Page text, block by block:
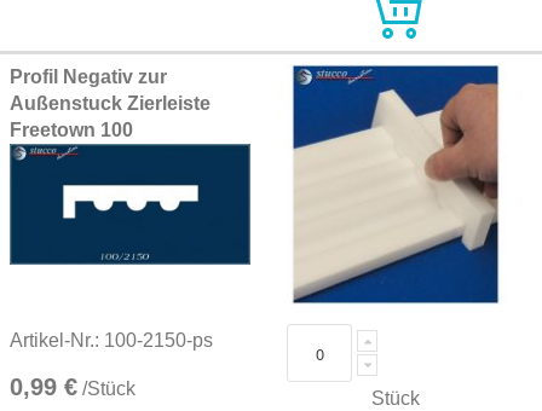
Profil Negativ zur
Außenstuck Zierleiste
Freetown 100
Artikel-Nr.: 100-2150-ps
0,99 € /Stück Stück